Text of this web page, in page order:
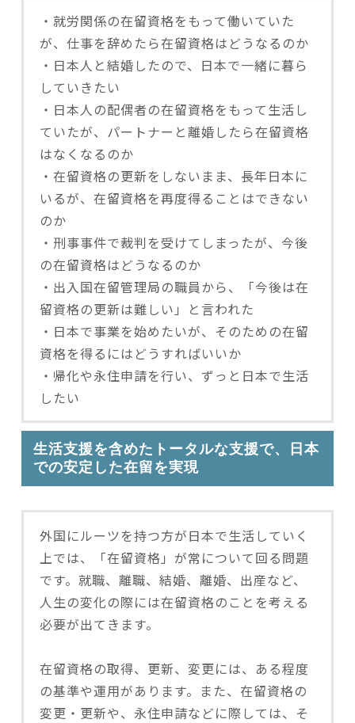
・就労関係の在留資格をもって働いていた
が、仕事を辞めたら在留資格はどうなるのか
・日本人と結婚したので、日本で一緒に暮ら
していきたい
・日本人の配偶者の在留資格をもって生活し
ていたが、パートナーと離婚したら在留資格
はなくなるのか
・在留資格の更新をしないまま、長年日本に
いるが、在留資格を再度得ることはできない
のか
・刑事事件で裁判を受けてしまったが、今後
の在留資格はどうなるのか
・出入国在留管理局の職員から、「今後は在
留資格の更新は難しい」と言われた
・日本で事業を始めたいが、そのための在留
資格を得るにはどうすればいいか
・帰化や永住申請を行い、ずっと日本で生活
したい
生活支援を含めたトータルな支援で、日本
での安定した在留を実現
外国にルーツを持つ方が日本で生活していく
上では、「在留資格」が常について回る問題
です。就職、離職、結婚、離婚、出産など、
人生の変化の際には在留資格のことを考える
必要が出てきます。
在留資格の取得、更新、変更には、ある程度
の基準や運用があります。また、在留資格の
変更・更新や、永住申請などに際しては、そ